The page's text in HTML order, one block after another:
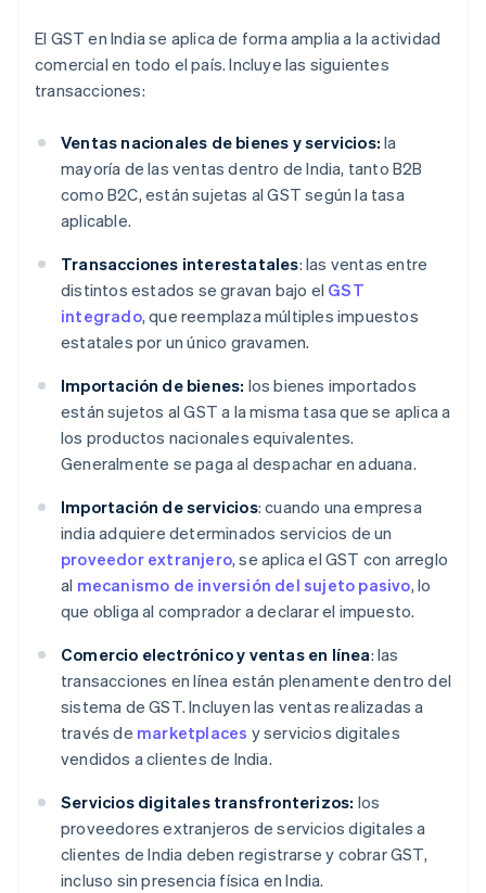
El GST en India se aplica de forma amplia a la actividad
comercial en todo el país. Incluye las siguientes
transacciones:
Ventas nacionales de bienes y servicios: la
mayoría de las ventas dentro de India, tanto B2B
como B2C, están sujetas al GST según la tasa
aplicable.
Transacciones interestatales: las ventas entre
distintos estados se gravan bajo el GST
integrado, que reemplaza múltiples impuestos
estatales por un único gravamen.
Importación de bienes: los bienes importados
están sujetos al GST a la misma tasa que se aplica a
los productos nacionales equivalentes.
Generalmente se paga al despachar en aduana.
Importación de servicios: cuando una empresa
india adquiere determinados servicios de un
proveedor extranjero, se aplica el GST con arreglo
al mecanismo de inversión del sujeto pasivo, lo
que obliga al comprador a declarar el impuesto.
Comercio electrónico y ventas en línea: las
transacciones en línea están plenamente dentro del
sistema de GST. Incluyen las ventas realizadas a
través de marketplaces y servicios digitales
vendidos a clientes de India.
Servicios digitales transfronterizos: los
proveedores extranjeros de servicios digitales a
clientes de India deben registrarse y cobrar GST,
incluso sin presencia física en India.